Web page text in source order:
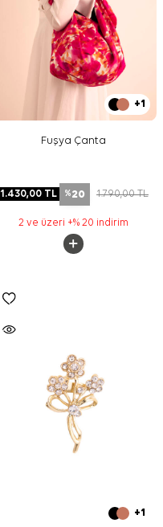
+1
Fuşya Çanta
1.430,00 TL %20 1.790,00TL
2 ve üzeri +% 20 indirim
+1